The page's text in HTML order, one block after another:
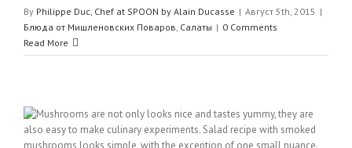
By Philippe Duc, Chef at SPOON by Alain Ducasse | Август 5th, 2015 |
Блюда от Мишленовских Поваров, Салаты | 0 Comments
Read More